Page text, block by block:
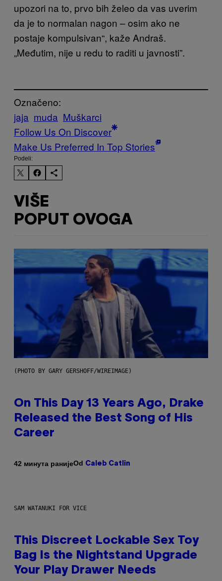
upozori na to, prvo bih želeo da vas uverim
da je to normalan nagon – osim ako ne
postaje kompulsivan“, kaže Andraš.
„Međutim, nije u redu to raditi u javnosti”.
Označeno:
jaja muda Muškarci
Follow Us On Discover
Make Us Preferred In Top Stories
Podeli:
VIŠE
POPUT OVOGA
(PHOTO BY GARY GERSHOFF/WIREIMAGE)
On This Day 13 Years Ago, Drake
Released the Best Song of His
Career
42 минута ранијеOd Caleb Catlin
SAM WATANUKI FOR VICE
This Discreet Lockable Sex Toy
Bag Is the Nightstand Upgrade
Your Play Drawer Needs